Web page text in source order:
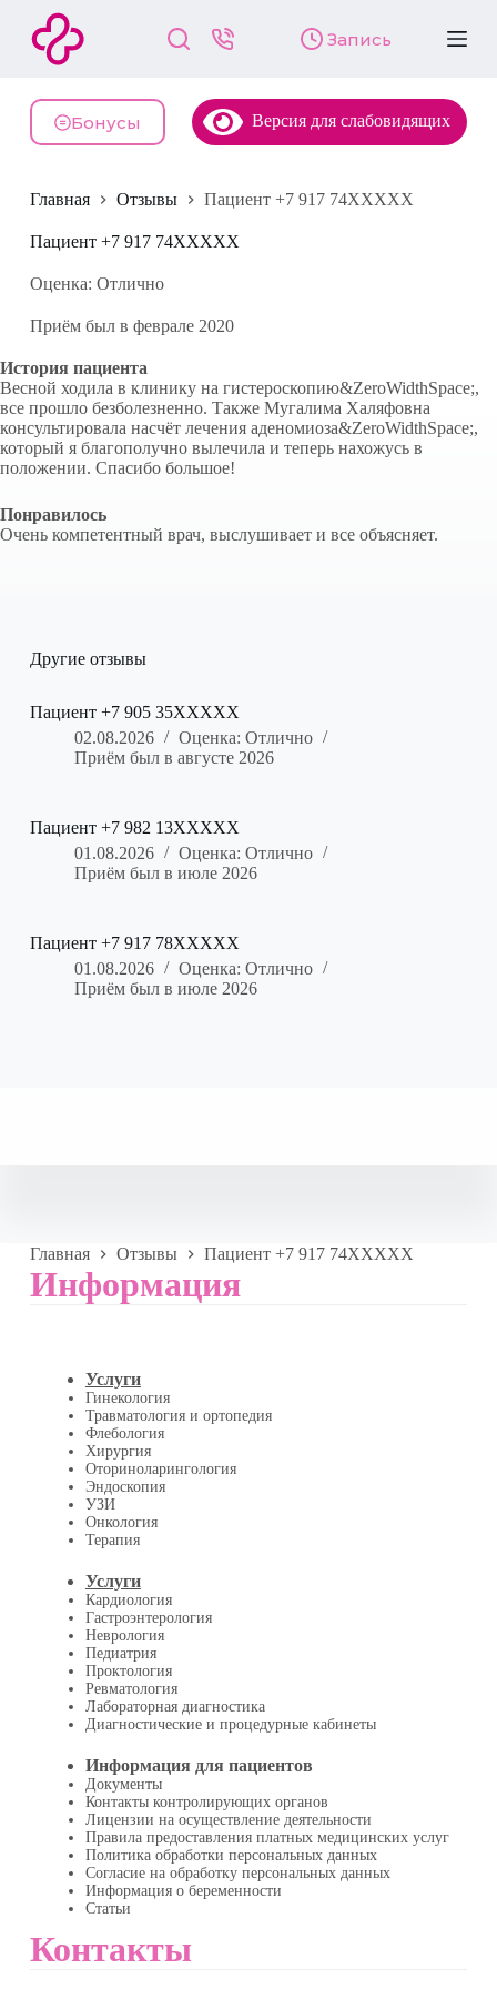
й
и
у
и
Запись
Бонусы Версия для слабовидящих
Главная Отзывы Пациент +7 917 74XXXXX
Пациент +7 917 74XXXXX
Оценка: Отлично
Приём был в феврале 2020
История пациента
Весной ходила в клинику на гистероскопию&ZeroWidthSpace;,
все прошло безболезненно. Также Мугалима Халяфовна
консультировала насчёт лечения аденомиоза&ZeroWidthSpace;,
который я благополучно вылечила и теперь нахожусь в
положении. Спасибо большое!
Понравилось
Очень компетентный врач, выслушивает и все объясняет.
Другие отзывы
Пациент +7 905 35XXXXX
02.08.2026
Оценка: Отлично
Приём был в августе 2026
Пациент +7 982 13XXXXX
01.08.2026
Оценка: Отлично
Приём был в июле 2026
Пациент +7 917 78XXXXX
01.08.2026
Оценка: Отлично
Приём был в июле 2026
Главная Отзывы Пациент +7 917 74XXXXX
Информация
Услуги
Гинекология
Травматология и ортопедия
Флебология
Хирургия
Оториноларингология
Эндоскопия
УЗИ
Онкология
Терапия
Услуги
Кардиология
Гастроэнтерология
Неврология
Педиатрия
Проктология
Ревматология
Лабораторная диагностика
Диагностические и процедурные кабинеты
Информация для пациентов
Документы
Контакты контролирующих органов
Лицензии на осуществление деятельности
Правила предоставления платных медицинских услуг
Политика обработки персональных данных
Согласие на обработку персональных данных
Информация о беременности
Статьи
Контакты